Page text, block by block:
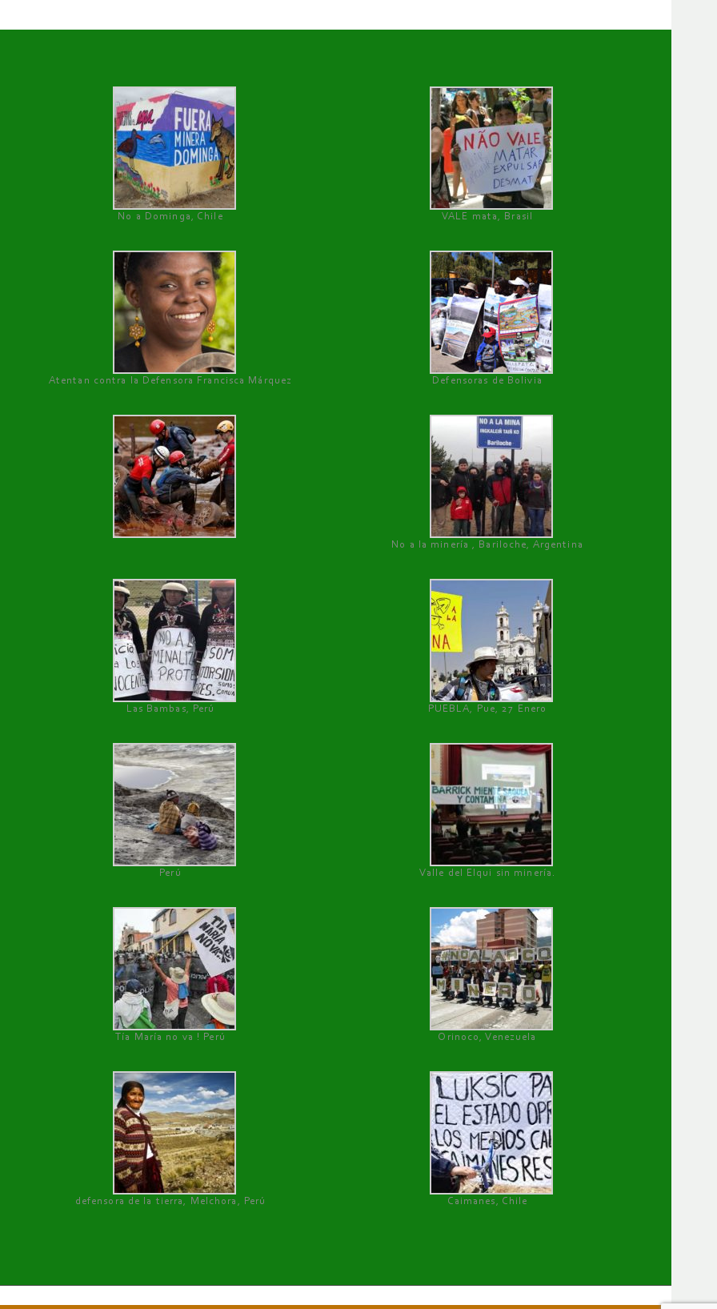
No a Dominga, Chile
VALE mata, Brasil
Atentan contra la Defensora Francisca Márquez Defensoras de Bolivia
No a la minería , Bariloche, Argentina
Las Bambas, Perú PUEBLA, Pue, 27 Enero
Perú Valle del Elqui sin minería.
Tía María no va ! Perú Orinoco, Venezuela
defensora de la tierra, Melchora, Perú Caimanes, Chile